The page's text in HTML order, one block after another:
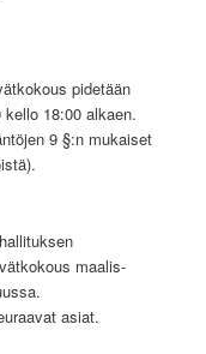
pidetään
18:00 alkaen.
9 §:n mukaiset
maalis-
asiat.